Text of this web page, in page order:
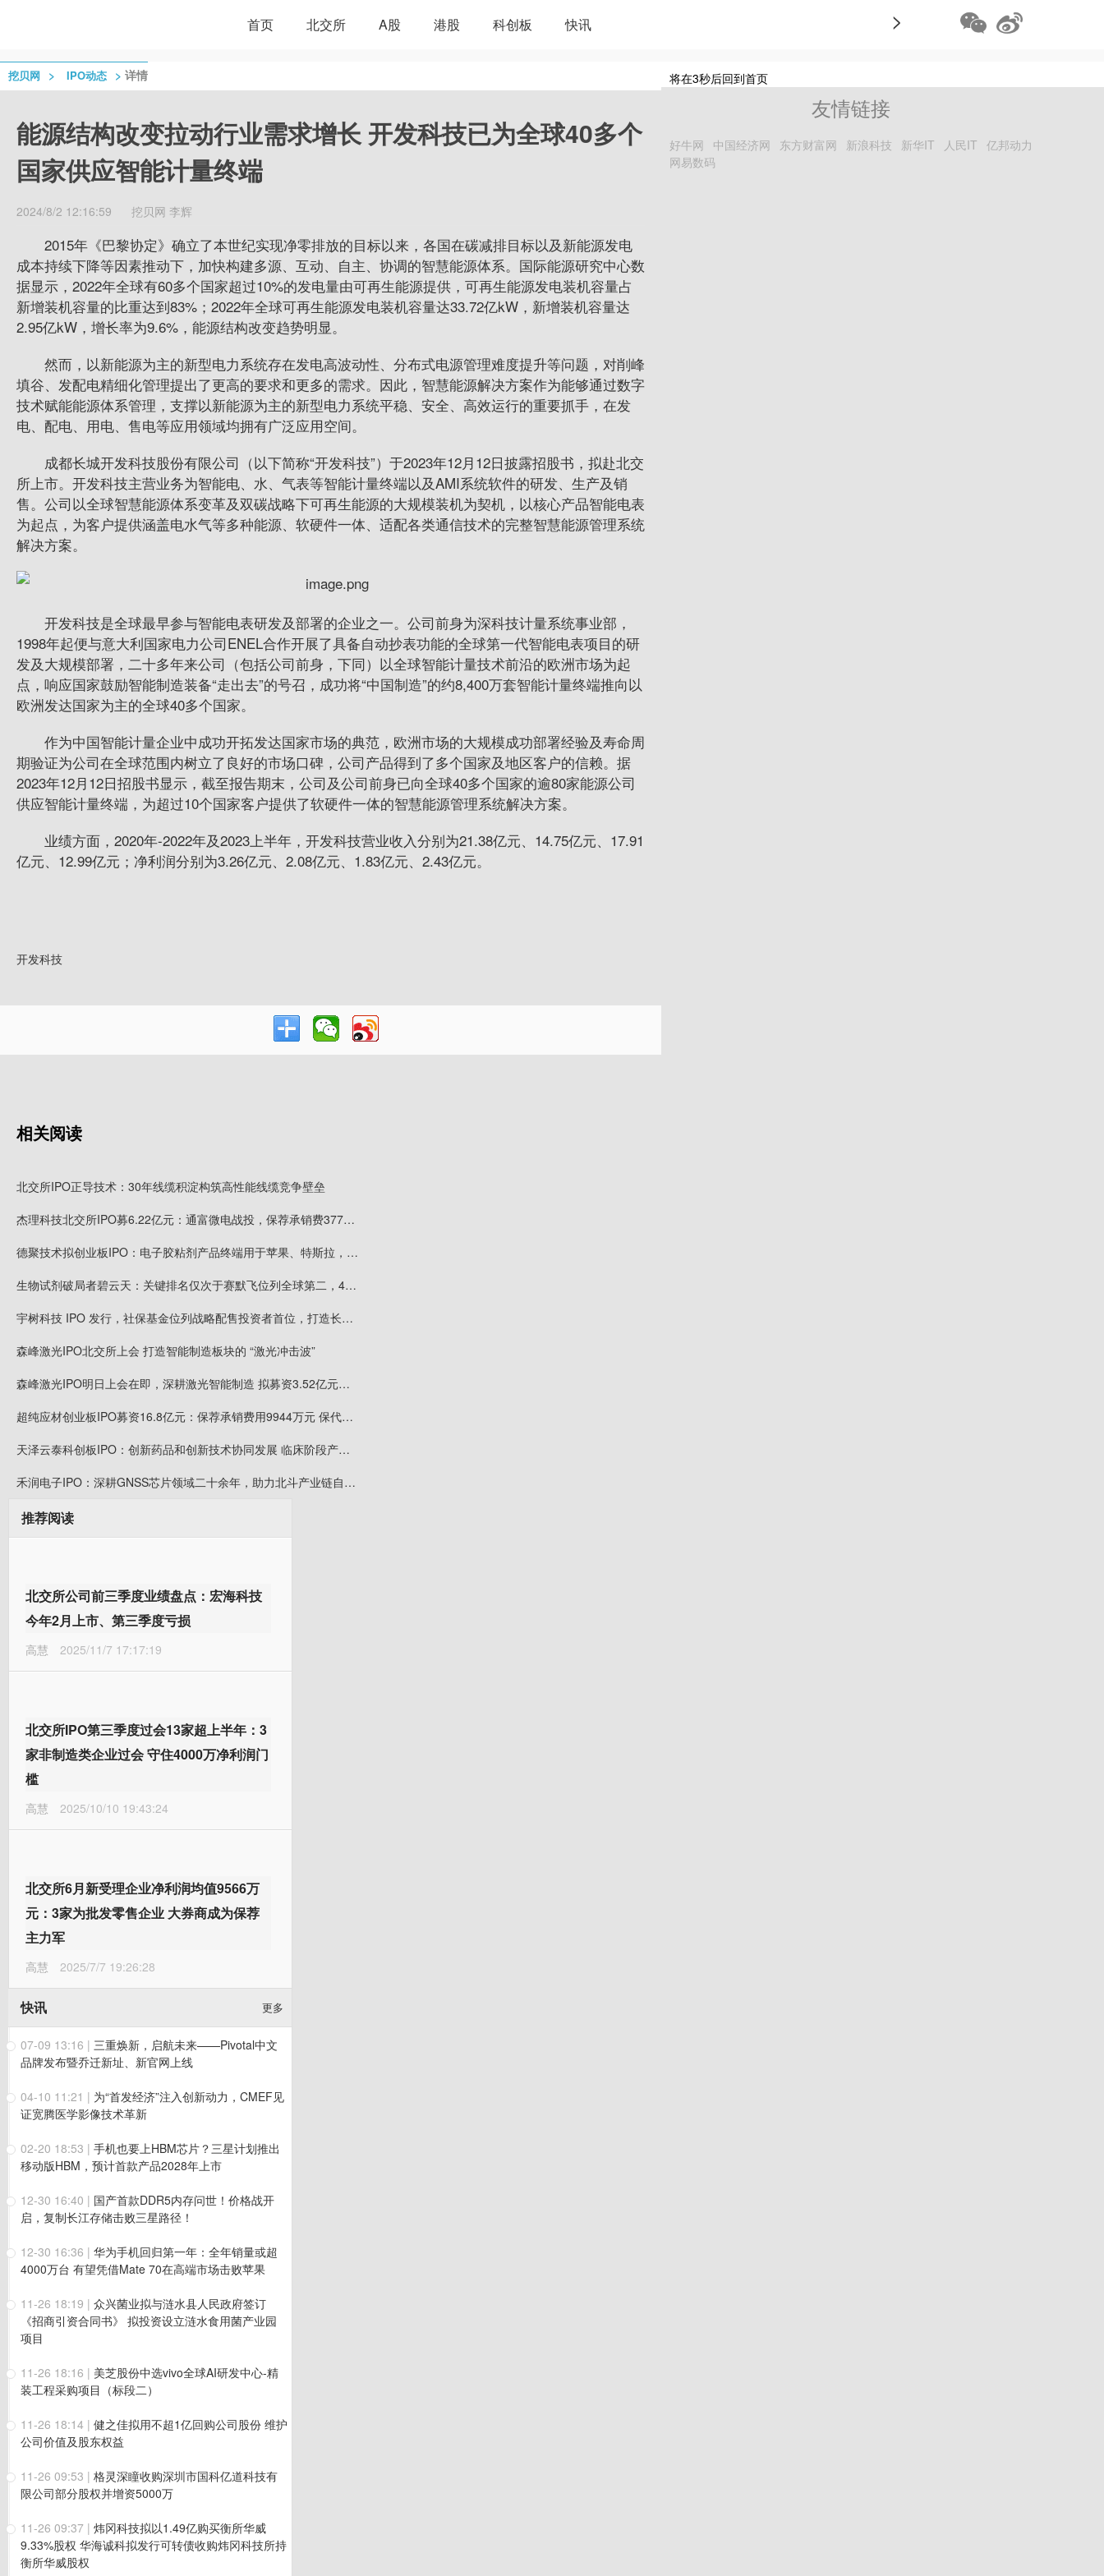
首页 北交所 A股 港股 科创板 快讯 >
挖贝网 > IPO动态 > 详情
能源结构改变拉动行业需求增长 开发科技已为全球40多个
国家供应智能计量终端
2024/8/2 12:16:59 挖贝网 李辉
2015年《巴黎协定》确立了本世纪实现净零排放的目标以来，各国在碳减排目标以及新能源发电
成本持续下降等因素推动下，加快构建多源、互动、自主、协调的智慧能源体系。国际能源研究中心数
据显示，2022年全球有60多个国家超过10%的发电量由可再生能源提供，可再生能源发电装机容量占
新增装机容量的比重达到83%；2022年全球可再生能源发电装机容量达33.72亿kW，新增装机容量达
2.95亿kW，增长率为9.6%，能源结构改变趋势明显。
然而，以新能源为主的新型电力系统存在发电高波动性、分布式电源管理难度提升等问题，对削峰
填谷、发配电精细化管理提出了更高的要求和更多的需求。因此，智慧能源解决方案作为能够通过数字
技术赋能能源体系管理，支撑以新能源为主的新型电力系统平稳、安全、高效运行的重要抓手，在发
电、配电、用电、售电等应用领域均拥有广泛应用空间。
成都长城开发科技股份有限公司（以下简称“开发科技”）于2023年12月12日披露招股书，拟赴北交
所上市。 开发科技主营业务为智能电、水、气表等智能计量终端以及AMI系统软件的研发、生产及销
售。公司以全球智慧能源体系变革及双碳战略下可再生能源的大规模装机为契机，以核心产品智能电表
为起点，为客户提供涵盖电水气等多种能源、软硬件一体、适配各类通信技术的完整智慧能源管理系统
解决方案。
开发科技是全球最早参与智能电表研发及部署的企业之一。公司前身为深科技计量系统事业部，
1998年起便与意大利国家电力公司ENEL合作开展了具备自动抄表功能的全球第一代智能电表项目的研
发及大规模部署，二十多年来公司（包括公司前身，下同）以全球智能计量技术前沿的欧洲市场为起
点，响应国家鼓励智能制造装备“走出去”的号召，成功将“中国制造”的约8,400万套智能计量终端推向以
欧洲发达国家为主的全球40多个国家。
作为中国智能计量企业中成功开拓发达国家市场的典范，欧洲市场的大规模成功部署经验及寿命周
期验证为公司在全球范围内树立了良好的市场口碑，公司产品得到了多个国家及地区客户的信赖。据
2023年12月12日招股书显示，截至报告期末，公司及公司前身已向全球40多个国家的逾80家能源公司
供应智能计量终端，为超过10个国家客户提供了软硬件一体的智慧能源管理系统解决方案。
业绩方面，2020年-2022年及2023上半年， 开发科技营业收入分别为21.38亿元、14.75亿元、17.91
亿元、12.99亿元；净利润分别为3.26亿元、2.08亿元、1.83亿元、2.43亿元。
开发科技
相关阅读
北交所IPO正导技术：30年线缆积淀构筑高性能线缆竞争壁垒
杰理科技北交所IPO募6.22亿元：通富微电战投，保荐承销费3774万元，保代业敬轩、李鸿仁或可拿奖金
德聚技术拟创业板IPO：电子胶粘剂产品终端用于苹果、特斯拉，高端技术可媲美汉高、陶氏化学等巨头
生物试剂破局者碧云天：关键排名仅次于赛默飞位列全球第二，4700余篇CNS及子刊论文标注使用公司产品
宇树科技 IPO 发行，社保基金位列战略配售投资者首位，打造长效示范效应
森峰激光IPO北交所上会 打造智能制造板块的 “激光冲击波”
森峰激光IPO明日上会在即，深耕激光智能制造 拟募资3.52亿元扩产增效
超纯应材创业板IPO募资16.8亿元：保荐承销费用9944万元 保代袁琳翕、张冠峰或可拿奖金
天泽云泰科创板IPO：创新药品和创新技术协同发展 临床阶段产品研发进度均为全球首位或前三
禾润电子IPO：深耕GNSS芯片领域二十余年，助力北斗产业链自主可控，出货量国内厂商第一
推荐阅读
北交所公司前三季度业绩盘点：宏海科技
今年2月上市、第三季度亏损
高慧 2025/11/7 17:17:19
北交所IPO第三季度过会13家超上半年：3
家非制造类企业过会 守住4000万净利润门
槛
高慧 2025/10/10 19:43:24
北交所6月新受理企业净利润均值9566万
元：3家为批发零售企业 大券商成为保荐
主力军
高慧 2025/7/7 19:26:28
快讯 更多
07-09 13:16 | 三重焕新，启航未来——Pivotal中文
品牌发布暨乔迁新址、新官网上线
04-10 11:21 | 为“首发经济”注入创新动力，CMEF见
证宽腾医学影像技术革新
02-20 18:53 | 手机也要上HBM芯片？三星计划推出
移动版HBM，预计首款产品2028年上市
12-30 16:40 | 国产首款DDR5内存问世！价格战开
启，复制长江存储击败三星路径！
12-30 16:36 | 华为手机回归第一年：全年销量或超
4000万台 有望凭借Mate 70在高端市场击败苹果
11-26 18:19 | 众兴菌业拟与涟水县人民政府签订
《招商引资合同书》 拟投资设立涟水食用菌产业园
项目
11-26 18:16 | 美芝股份中选vivo全球AI研发中心-精
装工程采购项目（标段二）
11-26 18:14 | 健之佳拟用不超1亿回购公司股份 维护
公司价值及股东权益
11-26 09:53 | 格灵深瞳收购深圳市国科亿道科技有
限公司部分股权并增资5000万
11-26 09:37 | 炜冈科技拟以1.49亿购买衡所华威
9.33%股权 华海诚科拟发行可转债收购炜冈科技所持
衡所华威股权
将在3秒后回到首页
友情链接
好牛网 中国经济网 东方财富网 新浪科技 新华IT 人民IT 亿邦动力
网易数码